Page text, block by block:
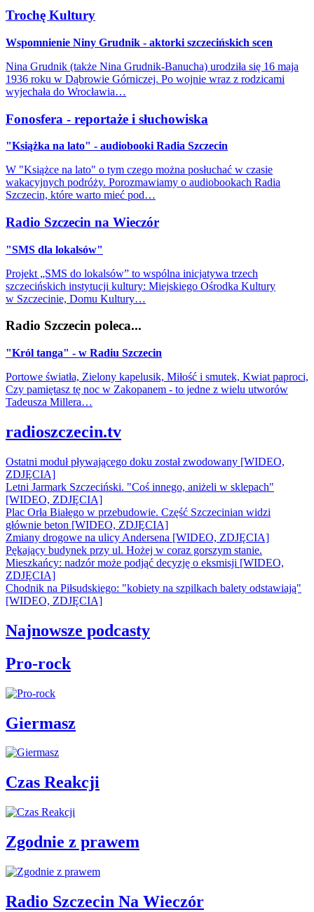
Trochę Kultury
Wspomnienie Niny Grudnik - aktorki szczecińskich scen
Nina Grudnik (także Nina Grudnik-Banucha) urodziła się 16 maja
1936 roku w Dąbrowie Górniczej. Po wojnie wraz z rodzicami
wyjechała do Wrocławia…
Fonosfera - reportaże i słuchowiska
"Książka na lato" - audiobooki Radia Szczecin
W "Książce na lato" o tym czego można posłuchać w czasie
wakacyjnych podróży. Porozmawiamy o audiobookach Radia
Szczecin, które warto mieć pod…
Radio Szczecin na Wieczór
"SMS dla lokalsów"
Projekt „SMS do lokalsów” to wspólna inicjatywa trzech
szczecińskich instytucji kultury: Miejskiego Ośrodka Kultury
w Szczecinie, Domu Kultury…
Radio Szczecin poleca...
"Król tanga" - w Radiu Szczecin
Portowe światła, Zielony kapelusik, Miłość i smutek, Kwiat paproci,
Czy pamiętasz tę noc w Zakopanem - to jedne z wielu utworów
Tadeusza Millera…
radioszczecin.tv
Ostatni moduł pływającego doku został zwodowany [WIDEO,
ZDJĘCIA]
Letni Jarmark Szczeciński. "Coś innego, aniżeli w sklepach"
[WIDEO, ZDJĘCIA]
Plac Orła Białego w przebudowie. Część Szczecinian widzi
głównie beton [WIDEO, ZDJĘCIA]
Zmiany drogowe na ulicy Andersena [WIDEO, ZDJĘCIA]
Pękający budynek przy ul. Hożej w coraz gorszym stanie.
Mieszkańcy: nadzór może podjąć decyzję o eksmisji [WIDEO,
ZDJĘCIA]
Chodnik na Piłsudskiego: "kobiety na szpilkach balety odstawiają"
[WIDEO, ZDJĘCIA]
Najnowsze podcasty
Pro-rock
Giermasz
Czas Reakcji
Zgodnie z prawem
Radio Szczecin Na Wieczór